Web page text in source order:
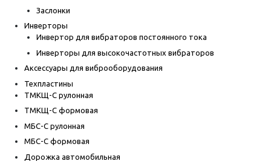
Заслонки
Инверторы
Инвертор для вибраторов постоянного тока
Инверторы для высокочастотных вибраторов
Аксессуары для виброоборудования
Техпластины
ТМКЩ-С рулонная
ТМКЩ-С формовая
МБС-С рулонная
МБС-С формовая
Дорожка автомобильная